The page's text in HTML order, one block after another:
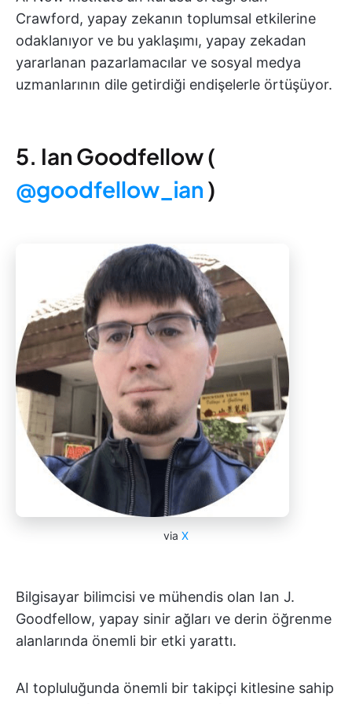
Crawford, yapay zekanın toplumsal etkilerine
odaklanıyor ve bu yaklaşımı, yapay zekadan
yararlanan pazarlamacılar ve sosyal medya
uzmanlarının dile getirdiği endişelerle örtüşüyor.
5. Ian Goodfellow (
@goodfellow_ian )
via X
Bilgisayar bilimcisi ve mühendis olan Ian J.
Goodfellow, yapay sinir ağları ve derin öğrenme
alanlarında önemli bir etki yarattı.
AI topluluğunda önemli bir takipçi kitlesine sahip